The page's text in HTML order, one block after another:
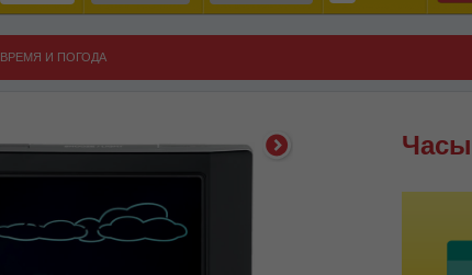
ВРЕМЯ И ПОГОДА
Часы